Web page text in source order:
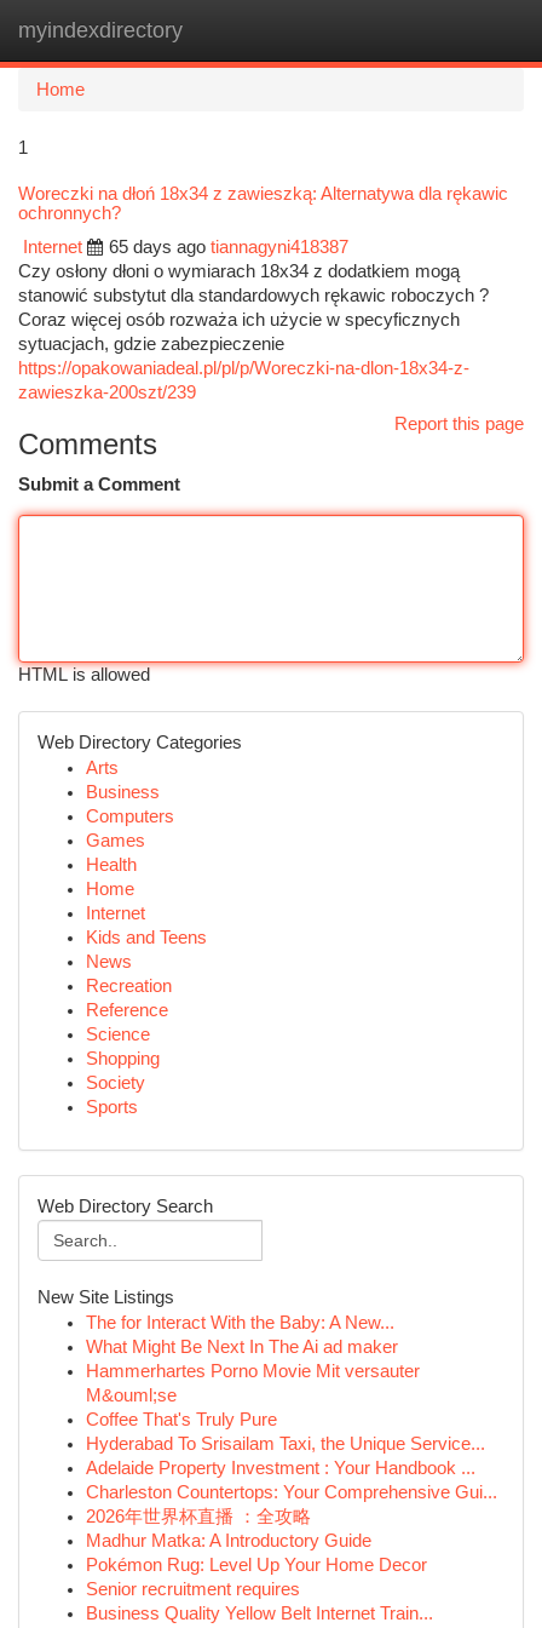
myindexdirectory
Home
1
Woreczki na dłoń 18x34 z zawieszką: Alternatywa dla rękawic
ochronnych?
Internet
65 days ago tiannagyni418387
Czy osłony dłoni o wymiarach 18x34 z dodatkiem mogą
stanowić substytut dla standardowych rękawic roboczych ?
Coraz więcej osób rozważa ich użycie w specyficznych
sytuacjach, gdzie zabezpieczenie
https://opakowaniadeal.pl/pl/p/Woreczki-na-dlon-18x34-z-
zawieszka-200szt/239
Report this page
Comments
Submit a Comment
HTML is allowed
Web Directory Categories
Arts
Business
Computers
Games
Health
Home
Internet
Kids and Teens
News
Recreation
Reference
Science
Shopping
Society
Sports
Web Directory Search
New Site Listings
The for Interact With the Baby: A New...
What Might Be Next In The Ai ad maker
Hammerhartes Porno Movie Mit versauter
M&ouml;se
Coffee That's Truly Pure
Hyderabad To Srisailam Taxi, the Unique Service...
Adelaide Property Investment : Your Handbook ...
Charleston Countertops: Your Comprehensive Gui...
2026年世界杯直播 ：全攻略
Madhur Matka: A Introductory Guide
Pokémon Rug: Level Up Your Home Decor
Senior recruitment requires
Business Quality Yellow Belt Internet Train...